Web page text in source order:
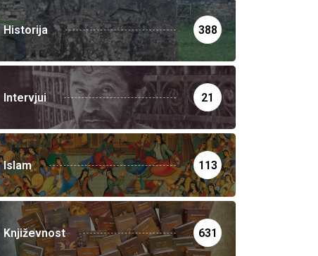
Historija 388
Intervjui 21
Islam 113
Književnost 631